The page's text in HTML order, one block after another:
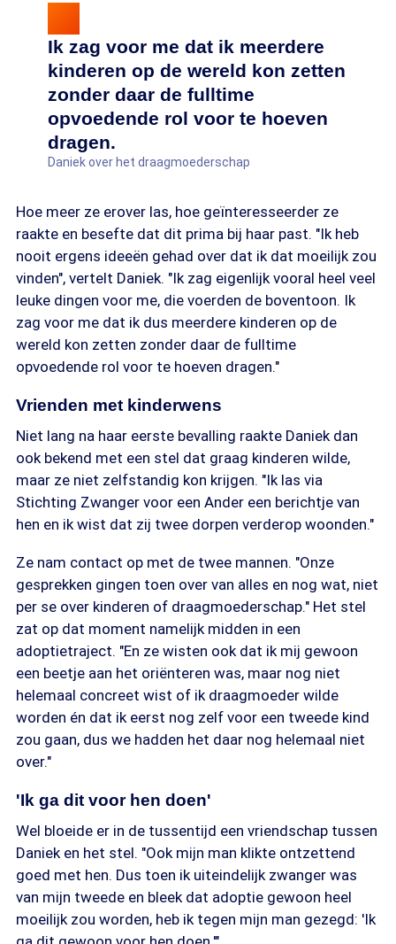
Ik zag voor me dat ik meerdere
kinderen op de wereld kon zetten
zonder daar de fulltime
opvoedende rol voor te hoeven
dragen.
Daniek over het draagmoederschap
Hoe meer ze erover las, hoe geïnteresseerder ze
raakte en besefte dat dit prima bij haar past. "Ik heb
nooit ergens ideeën gehad over dat ik dat moeilijk zou
vinden", vertelt Daniek. "Ik zag eigenlijk vooral heel veel
leuke dingen voor me, die voerden de boventoon. Ik
zag voor me dat ik dus meerdere kinderen op de
wereld kon zetten zonder daar de fulltime
opvoedende rol voor te hoeven dragen."
Vrienden met kinderwens
Niet lang na haar eerste bevalling raakte Daniek dan
ook bekend met een stel dat graag kinderen wilde,
maar ze niet zelfstandig kon krijgen. "Ik las via
Stichting Zwanger voor een Ander een berichtje van
hen en ik wist dat zij twee dorpen verderop woonden."
Ze nam contact op met de twee mannen. "Onze
gesprekken gingen toen over van alles en nog wat, niet
per se over kinderen of draagmoederschap." Het stel
zat op dat moment namelijk midden in een
adoptietraject. "En ze wisten ook dat ik mij gewoon
een beetje aan het oriënteren was, maar nog niet
helemaal concreet wist of ik draagmoeder wilde
worden én dat ik eerst nog zelf voor een tweede kind
zou gaan, dus we hadden het daar nog helemaal niet
over."
'Ik ga dit voor hen doen'
Wel bloeide er in de tussentijd een vriendschap tussen
Daniek en het stel. "Ook mijn man klikte ontzettend
goed met hen. Dus toen ik uiteindelijk zwanger was
van mijn tweede en bleek dat adoptie gewoon heel
moeilijk zou worden, heb ik tegen mijn man gezegd: 'Ik